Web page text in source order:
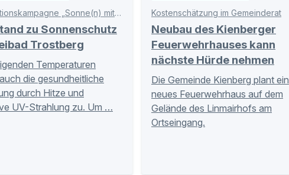
Präventionskampagne „Sonne(n) mit Verstand“
zu Sonnenschutz
Trostberg
Temperaturen
die gesundheitliche
durch Hitze und
UV-Strahlung zu. Um …
Kostenschätzung im Gemeinderat
Neubau des Kienberger
Feuerwehrhauses kann
nächste Hürde nehmen
Die Gemeinde Kienberg plant ein
neues Feuerwehrhaus auf dem
Gelände des Linmairhofs am
Ortseingang.